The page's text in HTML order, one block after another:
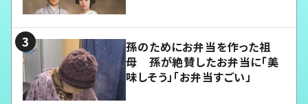
孫のためにお弁当を作った祖
母 孫が絶賛したお弁当に「美
味しそう」「お弁当すごい」